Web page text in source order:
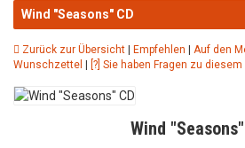
Wind "Seasons" CD
Zurück zur Übersicht Empfehlen Auf den
Wunschzettel
[?] Sie haben Fragen zu
Wind "Seasons"